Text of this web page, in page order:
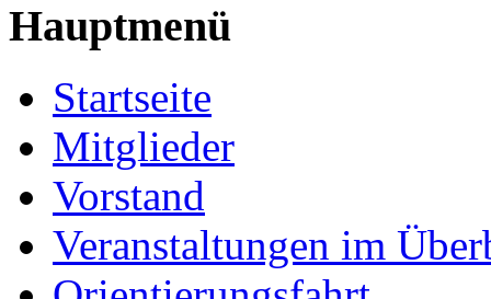
Hauptmenü
Startseite
Mitglieder
Vorstand
Veranstaltungen im